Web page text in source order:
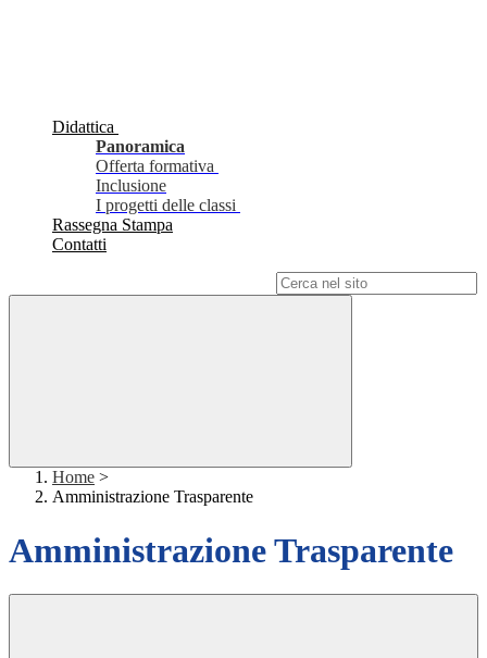
Didattica
Panoramica
Offerta formativa
Inclusione
I progetti delle classi
Rassegna Stampa
Contatti
Home >
Amministrazione Trasparente
Amministrazione Trasparente